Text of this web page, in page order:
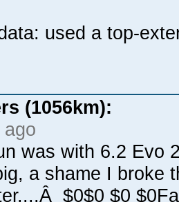
used a top-
(1056km):
was with 6.2 Evo
a shame I broke
$0$0 $0